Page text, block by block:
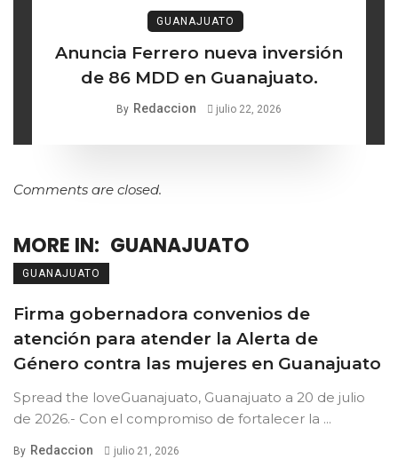
GUANAJUATO
Anuncia Ferrero nueva inversión
de 86 MDD en Guanajuato.
By Redaccion julio 22, 2026
Comments are closed.
MORE IN: GUANAJUATO
GUANAJUATO
Firma gobernadora convenios de
atención para atender la Alerta de
Género contra las mujeres en Guanajuato
Spread the loveGuanajuato, Guanajuato a 20 de julio
de 2026.- Con el compromiso de fortalecer la ...
By Redaccion julio 21, 2026